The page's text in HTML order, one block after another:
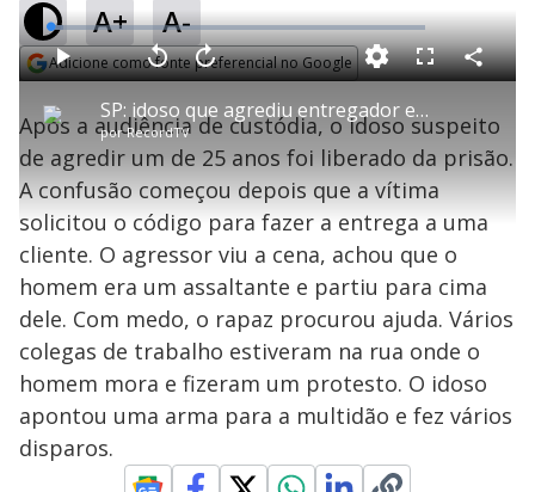
A+ A-
Adicione como fonte preferencial no Google
P
l
a
y
V
SP: idoso que agrediu entregador e atirou em motoboys é solto
porRecordTV
P V
t
a
r
0
e
g
n
d
s
A
n
ç
a
r
1
s
e
g
u
n
o
M
u
d
o
L
o
a
d
e
3
.
4
6
%
F
l
c
e
n
C
o
a
r
i
l
Após a audiência de custódia, o idoso suspeito
de agredir um de 25 anos foi liberado da prisão.
A confusão começou depois que a vítima
solicitou o código para fazer a entrega a uma
cliente. O agressor viu a cena, achou que o
homem era um assaltante e partiu para cima
dele. Com medo, o rapaz procurou ajuda. Vários
colegas de trabalho estiveram na rua onde o
homem mora e fizeram um protesto. O idoso
apontou uma arma para a multidão e fez vários
disparos.